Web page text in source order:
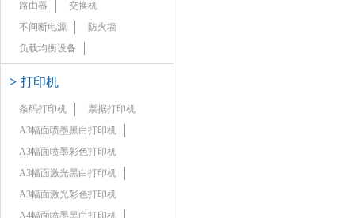
路由器
交换机
不间断电源
防火墙
负载均衡设备
> 打印机
条码打印机
票据打印机
A3幅面喷墨黑白打印机
A3幅面喷墨彩色打印机
A3幅面激光黑白打印机
A3幅面激光彩色打印机
A4幅面喷墨黑白打印机